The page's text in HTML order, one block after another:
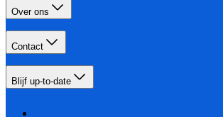
Over ons
Contact
Blijf up-to-date